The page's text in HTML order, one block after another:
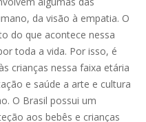
da visão à empatia. O
do que acontece nessa
toda a vida. Por isso, é
crianças nessa faixa etária
e saúde a arte e cultura
O Brasil possui um
aos bebês e crianças